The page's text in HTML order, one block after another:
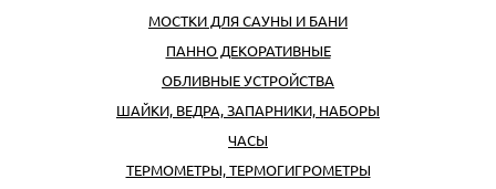
МОСТКИ ДЛЯ САУНЫ И БАНИ
ПАННО ДЕКОРАТИВНЫЕ
ОБЛИВНЫЕ УСТРОЙСТВА
ШАЙКИ, ВЕДРА, ЗАПАРНИКИ, НАБОРЫ
ЧАСЫ
ТЕРМОМЕТРЫ, ТЕРМОГИГРОМЕТРЫ